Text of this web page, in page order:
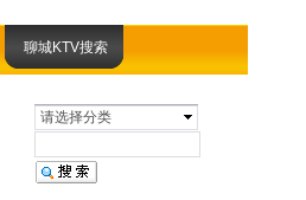
聊城KTV搜索
请选择分类